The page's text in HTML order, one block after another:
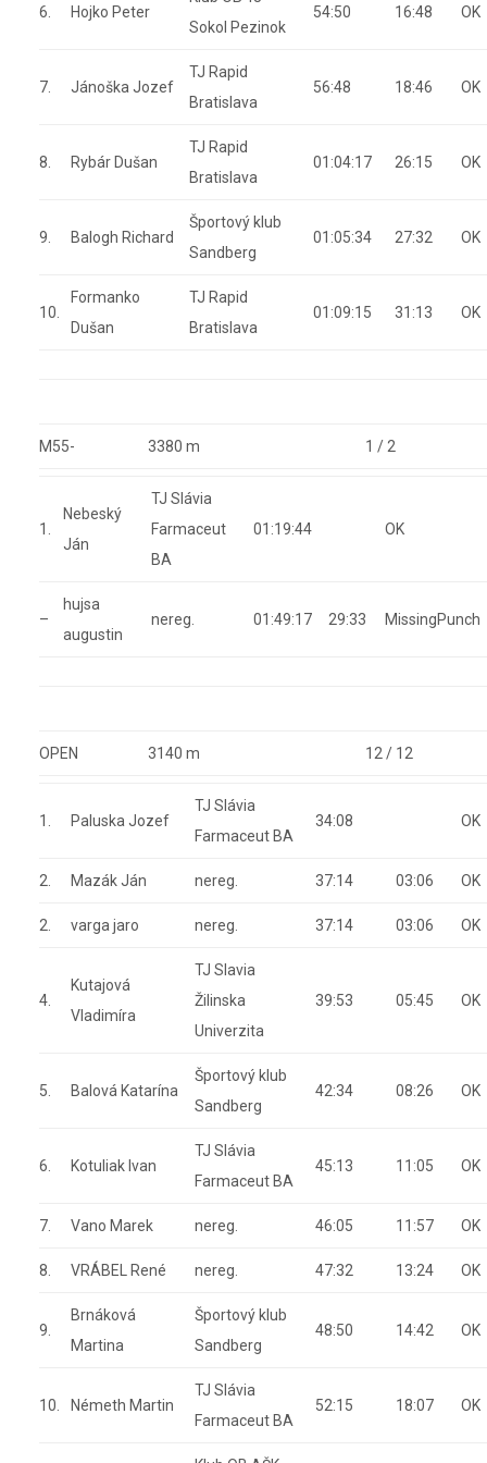
6. Hojko Peter
Sokol Pezinok
54:50 16:48 OK
7. Jánoška Jozef
TJ Rapid
Bratislava
56:48 18:46 OK
8. Rybár Dušan
TJ Rapid
Bratislava
01:04:17 26:15 OK
9. Balogh Richard
Športový klub
Sandberg
01:05:34 27:32 OK
10.
Formanko
Dušan
TJ Rapid
Bratislava
01:09:15 31:13 OK
M55- 3380 m 1 / 2
1.
Nebeský
Ján
TJ Slávia
Farmaceut
BA
01:19:44 OK
–
hujsa
augustin
nereg. 01:49:17 29:33 MissingPunch
OPEN 3140 m 12 / 12
1. Paluska Jozef
TJ Slávia
Farmaceut BA
34:08 OK
2. Mazák Ján nereg. 37:14 03:06 OK
2. varga jaro nereg. 37:14 03:06 OK
4.
Kutajová
Vladimíra
TJ Slavia
Žilinska
Univerzita
39:53 05:45 OK
5. Balová Katarína
Športový klub
Sandberg
42:34 08:26 OK
6. Kotuliak Ivan
TJ Slávia
Farmaceut BA
45:13 11:05 OK
7. Vano Marek nereg. 46:05 11:57 OK
8. VRÁBEL René nereg. 47:32 13:24 OK
9.
Brnáková
Martina
Športový klub
Sandberg
48:50 14:42 OK
10. Németh Martin
TJ Slávia
Farmaceut BA
52:15 18:07 OK